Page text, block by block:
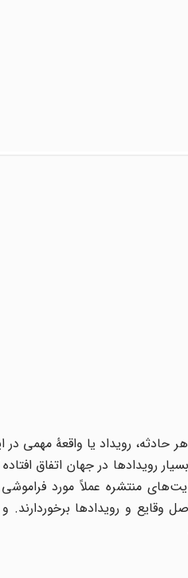
رویداد یا واقعۀ مهمی در
رویدادها در جهان اتفاق
منتشره عملاً مورد فراموشی
وقایع و رویدادها برخوردارند.